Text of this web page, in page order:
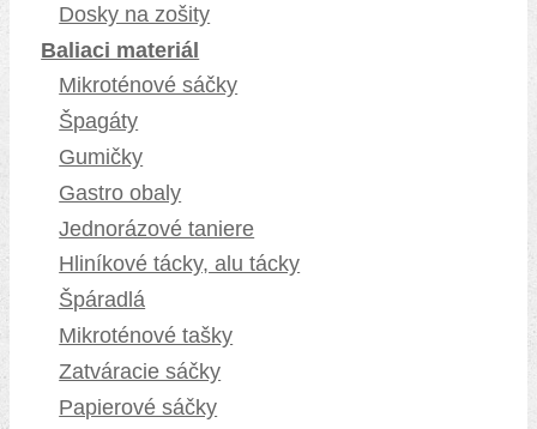
Dosky na zošity
Baliaci materiál
Mikroténové sáčky
Špagáty
Gumičky
Gastro obaly
Jednorázové taniere
Hliníkové tácky, alu tácky
Špáradlá
Mikroténové tašky
Zatváracie sáčky
Papierové sáčky